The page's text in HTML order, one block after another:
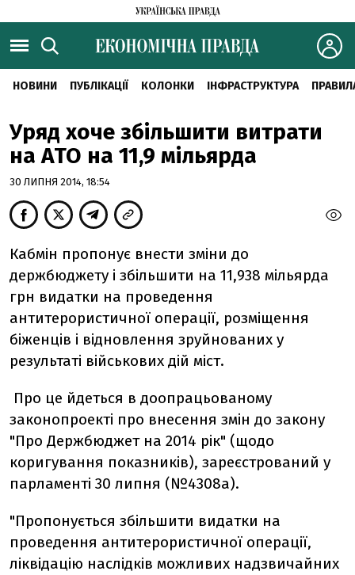
НОВИНИ ПУБЛІКАЦІЇ КОЛОНКИ ІНФРАСТРУКТУРА
Уряд хоче збільшити витрати
на АТО на 11,9 мільярда
30 ЛИПНЯ 2014, 18:54
Кабмін пропонує внести зміни до
держбюджету і збільшити на 11,938 мільярда
грн видатки на проведення
антитерористичної операції, розміщення
біженців і відновлення зруйнованих у
результаті військових дій міст.
Про це йдеться в доопрацьованому
законопроекті про внесення змін до закону
"Про Держбюджет на 2014 рік" (щодо
коригування показників), зареєстрований у
парламенті 30 липня (№4308а).
"Пропонується збільшити видатки на
проведення антитерористичної операції,
ліквідацію наслідків можливих надзвичайних